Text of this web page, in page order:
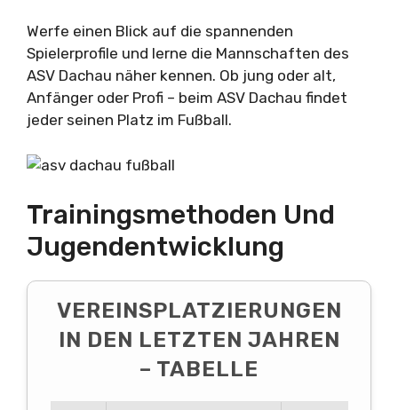
Werfe einen Blick auf die spannenden
Spielerprofile und lerne die Mannschaften des
ASV Dachau näher kennen. Ob jung oder alt,
Anfänger oder Profi – beim ASV Dachau findet
jeder seinen Platz im Fußball.
Trainingsmethoden Und
Jugendentwicklung
VEREINSPLATZIERUNGEN
IN DEN LETZTEN JAHREN
– TABELLE